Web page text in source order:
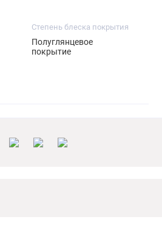
Степень блеска покрытия
Полуглянцевое
покрытие